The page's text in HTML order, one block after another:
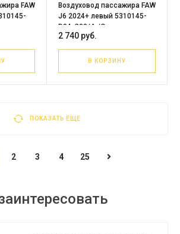
FAW
Воздуховод пассажира FAW
J6 2024+ левый 5310145-
D04-C00/A /Оригинал
2 740 руб.
В КОРЗИНУ
ПОКАЗАТЬ ЕЩЕ
2 3 4 25